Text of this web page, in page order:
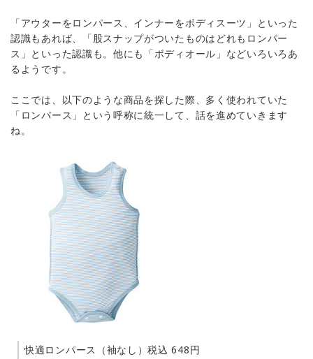
「アウターをロンパース、インナーをボディスーツ」といった
認識もあれば、「股スナップがついたものはどれもロンパー
ス」といった認識も。他にも「ボディオール」などいろいろあ
るようです。
ここでは、以下のような商品を探した際、多く使われていた
「ロンパース」という呼称に統一して、話を進めていきます
ね。
快適ロンパース（袖なし）税込 648円